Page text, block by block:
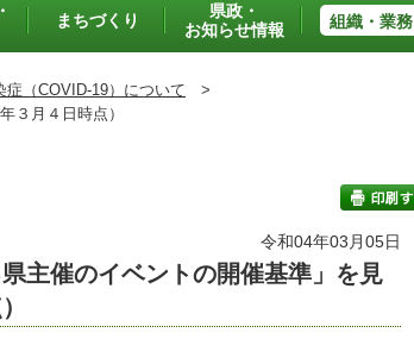
まちづくり
県政・
お知らせ情報
組織・業務
症（COVID-19）について >
３月４日時点）
令和04年03月05日
主催のイベントの開催基準」を見